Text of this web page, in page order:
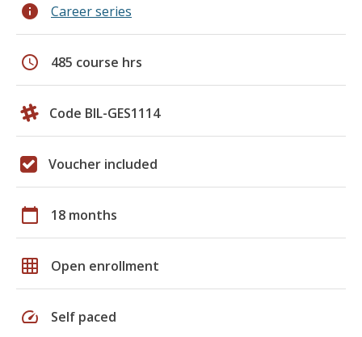
info Career series
schedule 485 course hrs
Code BIL-GES1114
Voucher included
calendar_today 18 months
grid_on Open enrollment
speed Self paced